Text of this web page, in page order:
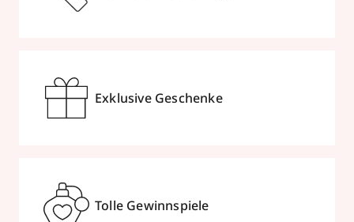
Exklusive Geschenke
Tolle Gewinnspiele